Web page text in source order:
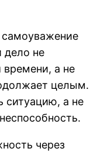
дело не
времени, а не
целым.
ситуацию, а не
через